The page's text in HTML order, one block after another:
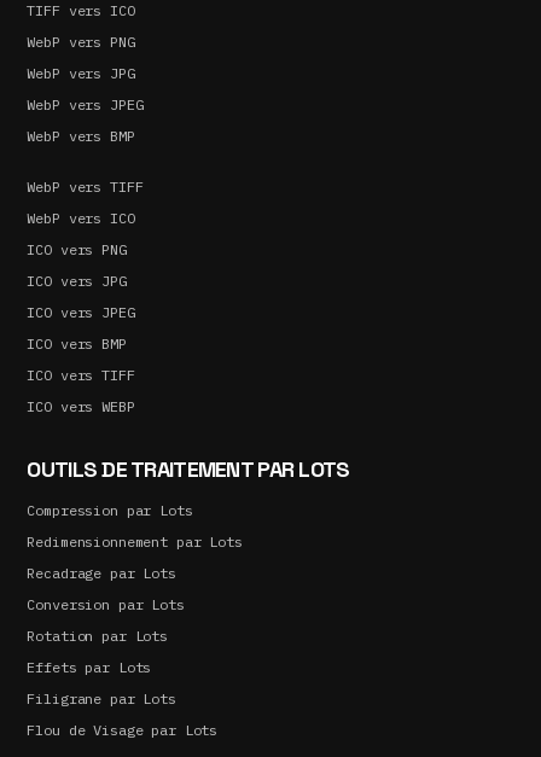
TIFF vers ICO
WebP vers PNG
WebP vers JPG
WebP vers JPEG
WebP vers BMP
WebP vers TIFF
WebP vers ICO
ICO vers PNG
ICO vers JPG
ICO vers JPEG
ICO vers BMP
ICO vers TIFF
ICO vers WEBP
OUTILS DE TRAITEMENT PAR LOTS
Compression par Lots
Redimensionnement par Lots
Recadrage par Lots
Conversion par Lots
Rotation par Lots
Effets par Lots
Filigrane par Lots
Flou de Visage par Lots